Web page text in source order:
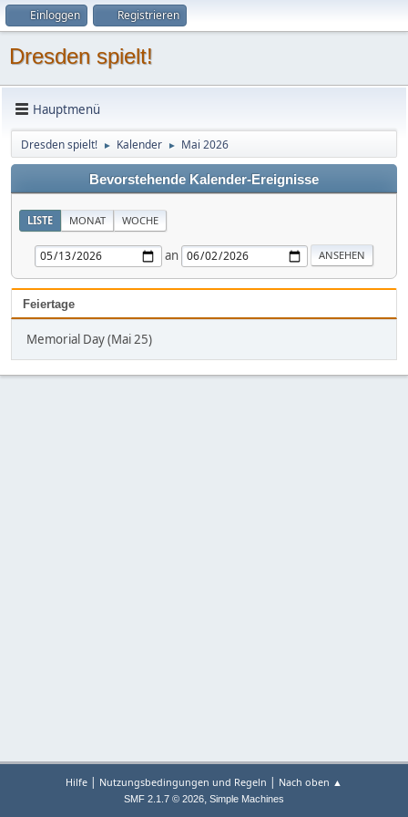
Einloggen Registrieren
Dresden spielt!
Hauptmenü
Dresden spielt! ► Kalender ► Mai 2026
Bevorstehende Kalender-Ereignisse
LISTE MONAT WOCHE
an
Feiertage
Memorial Day (Mai 25)
Hilfe | Nutzungsbedingungen und Regeln | Nach oben ▲
SMF 2.1.7 © 2026, Simple Machines